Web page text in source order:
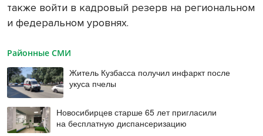
также войти в кадровый резерв на региональном
и федеральном уровнях.
Районные СМИ
Житель Кузбасса получил инфаркт после
укуса пчелы
Новосибирцев старше 65 лет пригласили
на бесплатную диспансеризацию